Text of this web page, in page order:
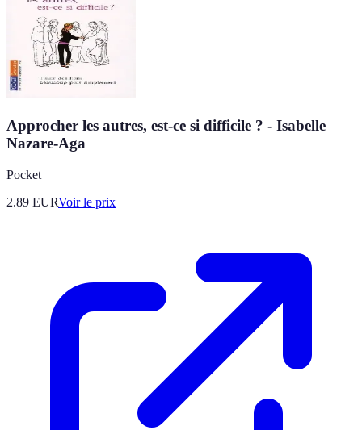
Approcher les autres, est-ce si difficile ? - Isabelle
Nazare-Aga
Pocket
2.89 EURVoir le prix